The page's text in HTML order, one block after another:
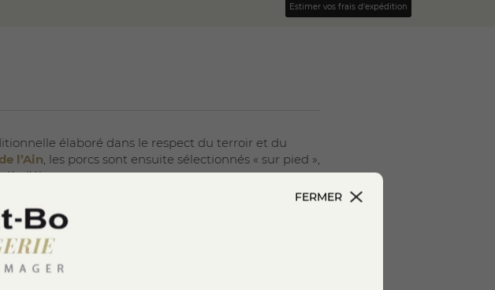
Estimer vos frais d'expédition
élaboré dans le respect du terroir et du
l’Ain, les porcs sont ensuite sélectionnés « sur pied »,
l’élevage.
unefabrication entièrement artisanale
la préparation est réalisée avec soin, dans le respect
saucisson est embossé dans des
FERMER